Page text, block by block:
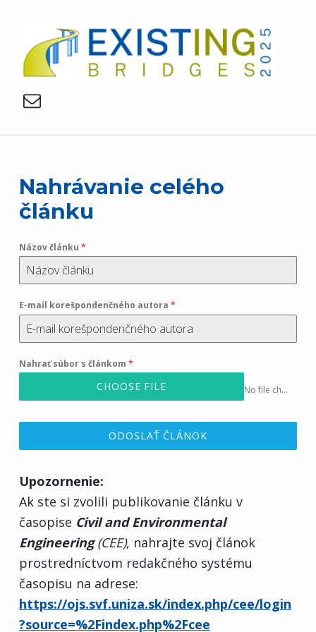
fstav-konf-kskm@uniza.sk
N
a
h
r
á
v
a
i
e
c
e
l
é
Nahrávanie celého
článku
Názov článku *
E-mail korešpondenčného autora *
Nahrať súbor s článkom *
CHOOSE FILE No file chosen
ODOSLAŤ ČLÁNOK
Upozornenie:
Ak ste si zvolili publikovanie článku v
časopise Civil and Environmental
Engineering(CEE), nahrajte svoj článok
prostredníctvom redakčného systému
časopisu na adrese:
https://ojs.svf.uniza.sk/index.php/cee/login
?source=%2Findex.php%2Fcee